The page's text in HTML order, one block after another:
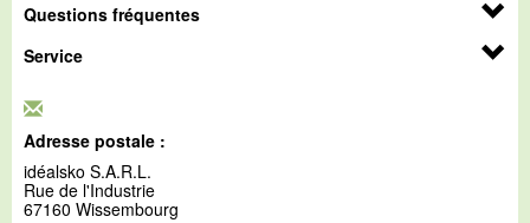
Questions fréquentes
Service
Adresse postale :
idéalsko S.A.R.L.
Rue de l'Industrie
67160 Wissembourg